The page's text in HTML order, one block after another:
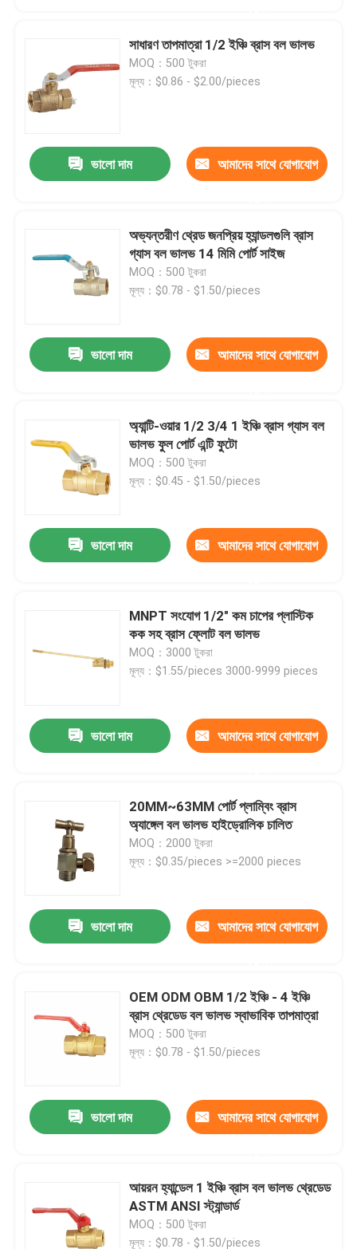
কারখানা ভ্রমণ
যোগাযোগ করুন
ব্রাস বিবকক ভালভ
ব্রাস বল ভালভ
সাধারণ তাপমাত্রা 1/2 ইঞ্চি ব্রাস বল ভালভ
MOQ：500 টুকরা
মূল্য：$0.86 - $2.00/pieces
ভালো দাম আমাদের সাথে যোগাযোগ
অভ্যন্তরীণ থ্রেড জনপ্রিয় হ্যান্ডলগুলি ব্রাস
গ্যাস বল ভালভ 14 মিমি পোর্ট সাইজ
MOQ：500 টুকরা
মূল্য：$0.78 - $1.50/pieces
ভালো দাম আমাদের সাথে যোগাযোগ
অ্যান্টি-ওয়ার 1/2 3/4 1 ইঞ্চি ব্রাস গ্যাস বল
ভালভ ফুল পোর্ট এন্টি ফুটো
MOQ：500 টুকরা
মূল্য：$0.45 - $1.50/pieces
ভালো দাম আমাদের সাথে যোগাযোগ
MNPT সংযোগ 1/2" কম চাপের প্লাস্টিক
কক সহ ব্রাস ফ্লোট বল ভালভ
MOQ：3000 টুকরা
মূল্য：$1.55/pieces 3000-9999 pieces
ভালো দাম আমাদের সাথে যোগাযোগ
20MM~63MM পোর্ট প্লাম্বিং ব্রাস
অ্যাঙ্গেল বল ভালভ হাইড্রোলিক চালিত
MOQ：2000 টুকরা
মূল্য：$0.35/pieces >=2000 pieces
ভালো দাম আমাদের সাথে যোগাযোগ
OEM ODM OBM 1/2 ইঞ্চি - 4 ইঞ্চি
ব্রাস থ্রেডেড বল ভালভ স্বাভাবিক তাপমাত্রা
MOQ：500 টুকরা
মূল্য：$0.78 - $1.50/pieces
ভালো দাম আমাদের সাথে যোগাযোগ
আয়রন হ্যান্ডেল 1 ইঞ্চি ব্রাস বল ভালভ থ্রেডেড
ASTM ANSI স্ট্যান্ডার্ড
MOQ：500 টুকরা
মূল্য：$0.78 - $1.50/pieces